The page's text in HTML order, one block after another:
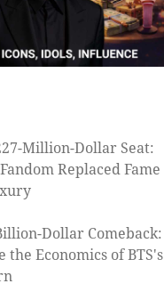
Million-Dollar Seat:
Replaced Fame
Dollar Comeback:
the Economics of BTS's